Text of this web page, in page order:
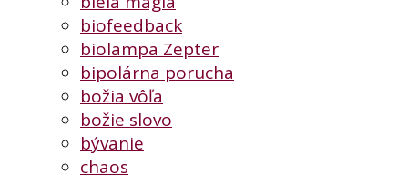
biofeedback
biolampa Zepter
bipolárna porucha
božia vôľa
božie slovo
bývanie
chaos